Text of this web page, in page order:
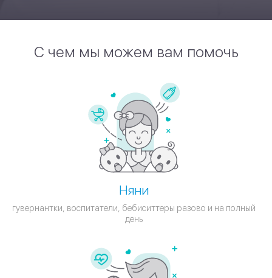
С чем мы можем вам помочь
Няни
гувернантки, воспитатели, бебиситтеры разово и на полный
день